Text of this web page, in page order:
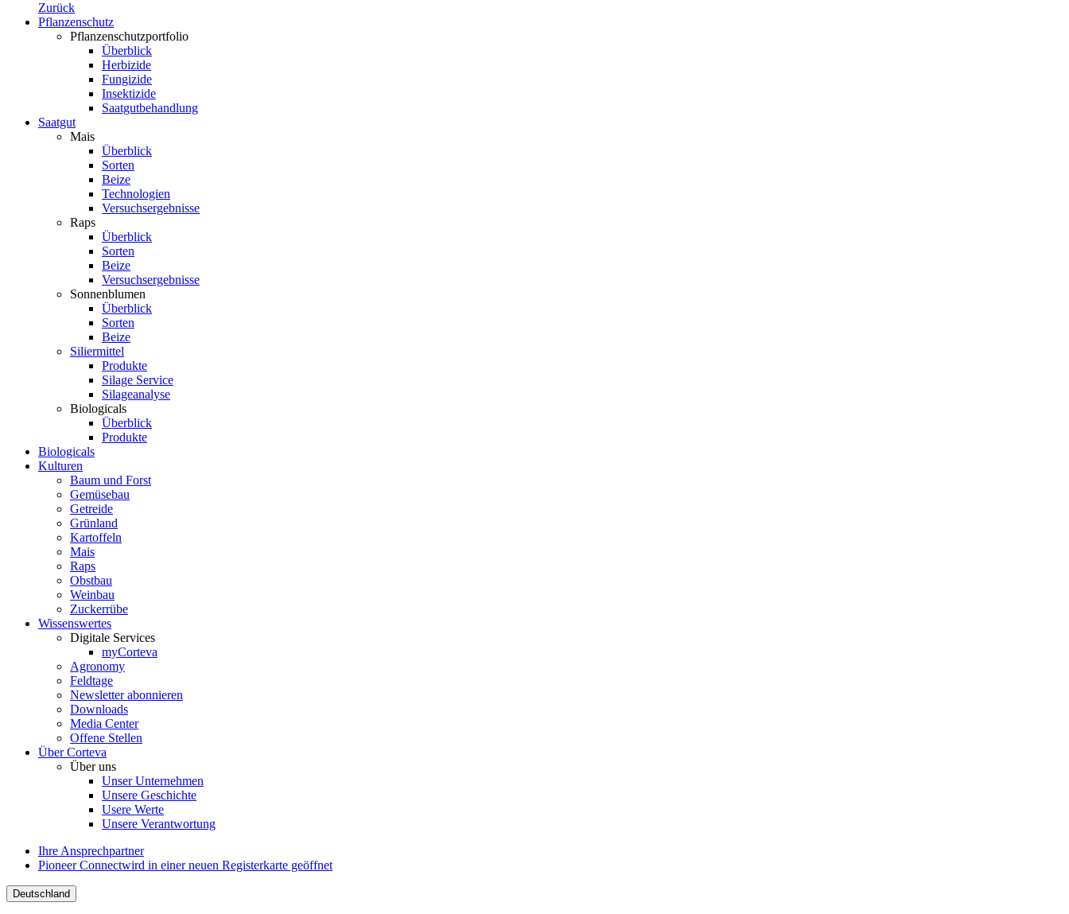
Zurück
Pflanzenschutz
Pflanzenschutzportfolio
Überblick
Herbizide
Fungizide
Insektizide
Saatgutbehandlung
Saatgut
Mais
Überblick
Sorten
Beize
Technologien
Versuchsergebnisse
Raps
Überblick
Sorten
Beize
Versuchsergebnisse
Sonnenblumen
Überblick
Sorten
Beize
Siliermittel
Produkte
Silage Service
Silageanalyse
Biologicals
Überblick
Produkte
Biologicals
Kulturen
Baum und Forst
Gemüsebau
Getreide
Grünland
Kartoffeln
Mais
Raps
Obstbau
Weinbau
Zuckerrübe
Wissenswertes
Digitale Services
myCorteva
Agronomy
Feldtage
Newsletter abonnieren
Downloads
Media Center
Offene Stellen
Über Corteva
Über uns
Unser Unternehmen
Unsere Geschichte
Usere Werte
Unsere Verantwortung
Ihre Ansprechpartner
Pioneer Connectwird in einer neuen Registerkarte geöffnet
Deutschland